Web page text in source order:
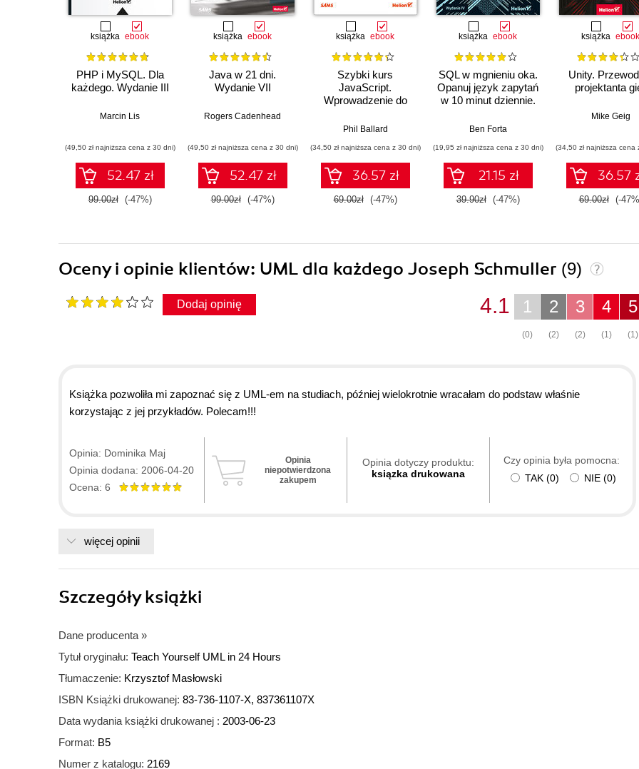
książka ebook
PHP i MySQL. Dla
każdego. Wydanie III
Marcin Lis
(49,50 zł najniższa cena z 30 dni)
52.47 zł
99.00zł (-47%)
książka ebook
Java w 21 dni.
Wydanie VII
Rogers Cadenhead
(49,50 zł najniższa cena z 30 dni)
52.47 zł
99.00zł (-47%)
książka ebook
Szybki kurs
JavaScript.
Wprowadzenie do
Wydanie VI
Phil Ballard
(34,50 zł najniższa cena z 30 dni)
36.57 zł
69.00zł (-47%)
książka ebook
SQL w mgnieniu oka.
Opanuj język zapytań
w 10 minut dziennie.
Ben Forta
(19,95 zł najniższa cena z 30 dni)
21.15 zł
39.90zł (-47%)
książka ebook
Unity.
projektanta
Mike Geig
(34,50 zł najniższa cena
36.57
69.00zł (-
Oceny i opinie klientów: UML dla każdego Joseph Schmuller (9)
Dodaj opinię 5
(1)
4
(1)
3
(2)
2
(2)
1
(0)
4.1
Książka pozwoliła mi zapoznać się z UML-em na studiach, później wielokrotnie wracałam do podstaw właśnie
korzystając z jej przykładów. Polecam!!!
Opinia: Dominika Maj
Opinia dodana: 2006-04-20
Ocena: 6
Opinia
niepotwierdzona
zakupem
Opinia dotyczy produktu:
ksiązka drukowana
Czy opinia była pomocna:
TAK (0) NIE (0)
więcej opinii
Szczegółyksiążki
Dane producenta »
Tytuł oryginału: Teach Yourself UML in 24 Hours
Tłumaczenie: Krzysztof Masłowski
ISBN Książki drukowanej: 83-736-1107-X, 837361107X
Data wydania książki drukowanej : 2003-06-23
Format: B5
Numer z katalogu: 2169